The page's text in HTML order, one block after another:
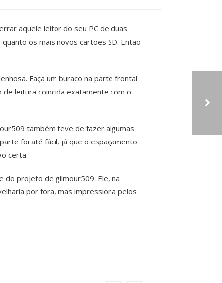
aquele leitor do seu PC de duas
os mais novos cartões SD. Então
Faça um buraco na parte frontal
leitura coincida exatamente com o
também teve de fazer algumas
foi até fácil, já que o espaçamento
certa.
do projeto de gilmour509. Ele, na
por fora, mas impressiona pelos